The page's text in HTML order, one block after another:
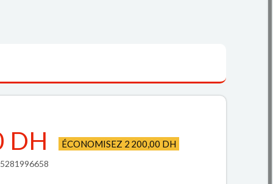
DH ÉCONOMISEZ 2 200,00 DH